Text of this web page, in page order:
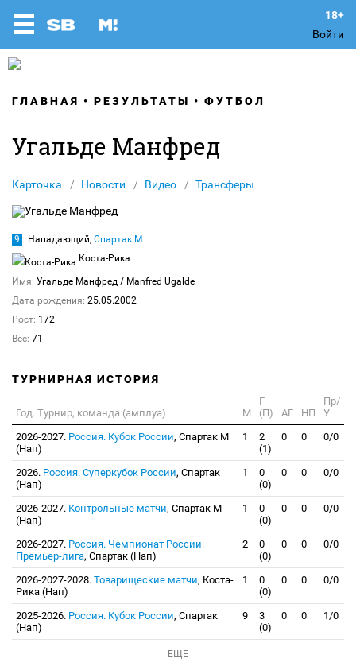
Войти
ГЛАВНАЯ РЕЗУЛЬТАТЫ ФУТБОЛ
Угальде Манфред
Карточка Новости Видео Трансферы
9 Нападающий, Спартак М
Коста-Рика
Имя: Угальде Манфред / Manfred Ugalde
Дата рождения: 25.05.2002
Рост: 172
Вес: 71
ТУРНИРНАЯ ИСТОРИЯ
Год. Турнир, команда (амплуа) М
Г
(П)
АГ НП
Пр/
У
2026-2027. Россия. Кубок России, Спартак М
(Нап)
1
2
(1)
0 0 0/0
2026. Россия. Суперкубок России, Спартак
(Нап)
1
0
(0)
0 0 0/0
2026-2027. Контрольные матчи, Спартак М
(Нап)
1
0
(0)
0 0 0/0
2026-2027. Россия. Чемпионат России.
Премьер-лига, Спартак (Нап)
2
0
(0)
0 0 0/0
2026-2027-2028. Товарищеские матчи, Коста-
Рика (Нап)
1
0
(0)
0 0 0/0
2025-2026. Россия. Кубок России, Спартак
(Нап)
9
3
(0)
0 0 1/0
ЕЩЕ